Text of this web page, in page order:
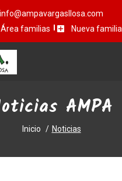
info@ampavargasllosa.com
Área familias
Nueva familia
AMPA
Inicio Noticias